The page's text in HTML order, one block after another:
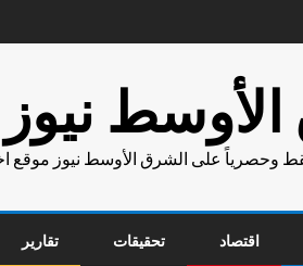
نيوز
فقط وحصرياً على الشرق الأوسط نيوز موقع
اقتصاد تحقيقات تقارير